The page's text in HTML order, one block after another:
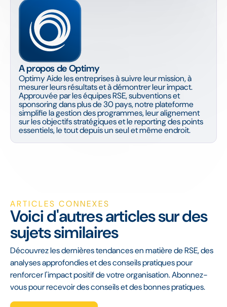
A propos de Optimy
Optimy Aide les entreprises à suivre leur mission, à
mesurer leurs résultats et à démontrer leur impact.
Approuvée par les équipes RSE, subventions et
sponsoring dans plus de 30 pays, notre plateforme
simplifie la gestion des programmes, leur alignement
sur les objectifs stratégiques et le reporting des points
essentiels, le tout depuis un seul et même endroit.
ARTICLES CONNEXES
Voici d'autres articles sur des
sujets similaires
Découvrez les dernières tendances en matière de RSE, des
analyses approfondies et des conseils pratiques pour
renforcer l'impact positif de votre organisation. Abonnez-
vous pour recevoir des conseils et des bonnes pratiques.